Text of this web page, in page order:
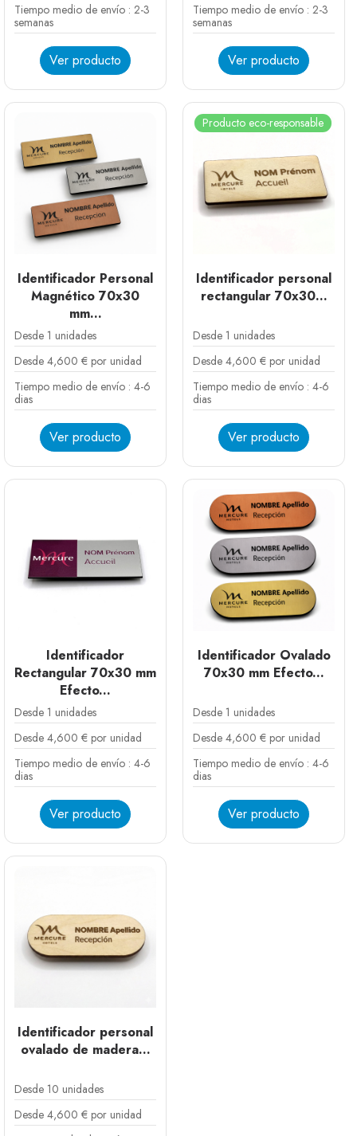
Tiempo medio de envío : 2-3
semanas
Ver producto
Tiempo medio de envío : 2-3
semanas
Ver producto
Identificador Personal
Magnético 70x30
mm...
Desde 1 unidades
Desde 4,600 € por unidad
Tiempo medio de envío : 4-6
dias
Ver producto
Producto eco-responsable
Identificador personal
rectangular 70x30...
Desde 1 unidades
Desde 4,600 € por unidad
Tiempo medio de envío : 4-6
dias
Ver producto
Identificador
Rectangular 70x30 mm
Efecto...
Desde 1 unidades
Desde 4,600 € por unidad
Tiempo medio de envío : 4-6
dias
Ver producto
Identificador Ovalado
70x30 mm Efecto...
Desde 1 unidades
Desde 4,600 € por unidad
Tiempo medio de envío : 4-6
dias
Ver producto
Identificador personal
ovalado de madera...
Desde 10 unidades
Desde 4,600 € por unidad